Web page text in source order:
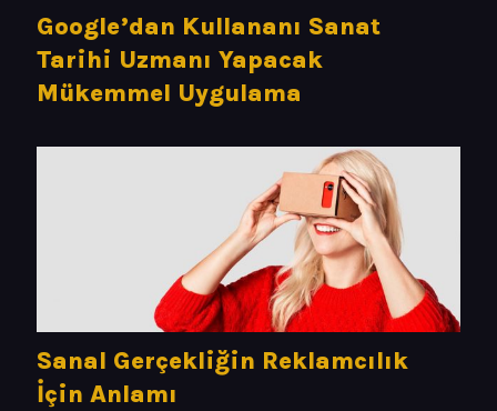
Google’dan Kullananı Sanat
Tarihi Uzmanı Yapacak
Mükemmel Uygulama
Sanal Gerçekliğin Reklamcılık
İçin Anlamı